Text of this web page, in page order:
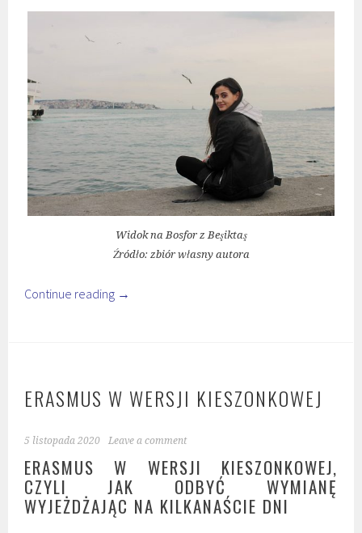
Widok na Bosfor z Beşiktaş
Źródło: zbiór własny autora
Continue reading →
ERASMUS W WERSJI KIESZONKOWEJ
5 listopada 2020 Leave a comment
ERASMUS W WERSJI KIESZONKOWEJ,
CZYLI JAK ODBYĆ WYMIANĘ
WYJEŻDŻAJĄC NA KILKANAŚCIE DNI